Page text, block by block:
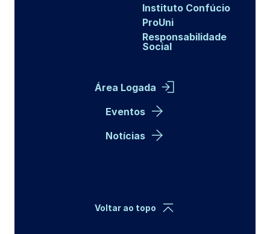
Instituto Confúcio
ProUni
Responsabilidade
Social
Área Logada
Eventos
Notícias
Voltar ao topo